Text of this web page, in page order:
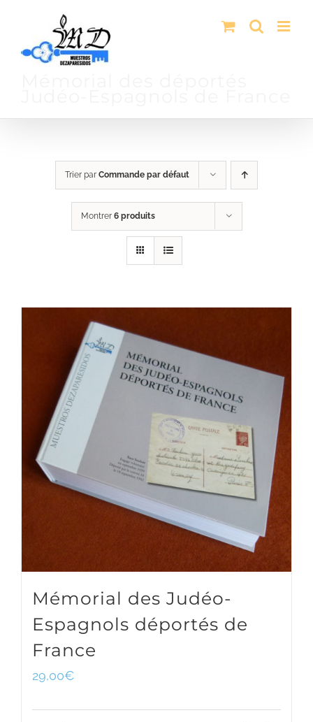
contenu
Trier par Commande par défaut
Montrer 6 produits
Mémorial des Judéo-
Espagnols déportés de
France
29,00€